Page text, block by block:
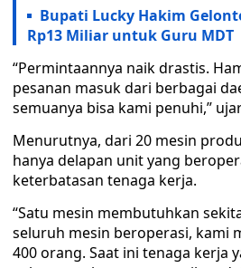
Bupati Lucky Hakim
Rp13 Miliar untuk Guru MDT
“Permintaannya naik drastis.
pesanan masuk dari berbagai
semuanya bisa kami penuhi,”
Menurutnya, dari 20 mesin
hanya delapan unit yang
keterbatasan tenaga kerja.
“Satu mesin membutuhkan
seluruh mesin beroperasi, kami
400 orang. Saat ini tenaga kerja